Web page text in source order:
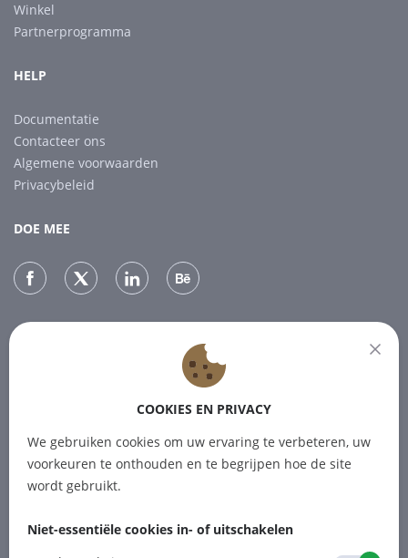
Winkel
Partnerprogramma
HELP
Documentatie
Contacteer ons
Algemene voorwaarden
Privacybeleid
DOE MEE
Abonneer je op onze nieuwsbrief voor het laatste nieuws.
ABONNEREN
© 2012-2026 PINPOINT.WORLD
COOKIES EN PRIVACY
We gebruiken cookies om uw ervaring te verbeteren, uw
voorkeuren te onthouden en te begrijpen hoe de site
wordt gebruikt.
Niet-essentiële cookies in- of uitschakelen